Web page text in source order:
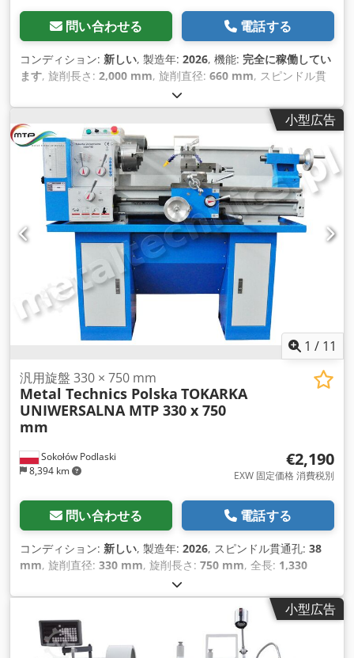
問い合わせる 電話する
コンディション: 新しい, 製造年: 2026, 機能: 完全に稼働してい
ます, 旋削長さ: 2,000 mm, 旋削直径: 660 mm, スピンドル貫
, 主軸回転速度（最大）:
転速度（最小）:25 回転/分, スピンドルモーター出力:7,500 ワ
ット
1,460 mm 1,150 mm, 入
力電流の種類:三相, 総重量: 3,600 kg（キログラム）
ライド上の振り直径:360 mm, 装備:ドキュメント / マニュア
小型広告
1 / 11
Sokołów Podlaski
8,394 km
汎用旋盤 330 × 750 mm
Metal Technics Polska TOKARKA
UNIWERSALNA MTP 330 x 750
mm
€2,190
EXW 固定価格 消費税別
問い合わせる 電話する
コンディション: 新しい, 製造年: 2026, スピンドル貫通孔: 38
mm, 旋削直径: 330 mm, 旋削長さ: 750 mm, 全長: 1,330
700 mm
1,650 回転/分, 主軸回転速度（最小）:60 回転/分, 総重量:320
小型広告